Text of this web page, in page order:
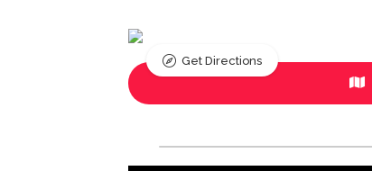
Get Directions